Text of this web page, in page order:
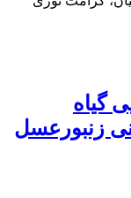
گیاه
زنبور‌عسل